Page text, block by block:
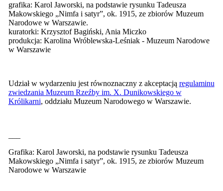
grafika: Karol Jaworski, na podstawie rysunku Tadeusza
Makowskiego „Nimfa i satyr”, ok. 1915, ze zbiorów Muzeum
Narodowe w Warszawie.
kuratorki: Krzysztof Bagiński, Ania Miczko
produkcja: Karolina Wróblewska-Leśniak - Muzeum Narodowe
w Warszawie
Udział w wydarzeniu jest równoznaczny z akceptacją regulaminu
zwiedzania Muzeum Rzeźby im. X. Dunikowskiego w
Królikarni, oddziału Muzeum Narodowego w Warszawie.
Grafika: Karol Jaworski, na podstawie rysunku Tadeusza
Makowskiego „Nimfa i satyr”, ok. 1915, ze zbiorów Muzeum
Narodowe w Warszawie